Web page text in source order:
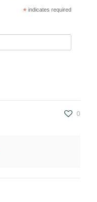
*indicates required
0